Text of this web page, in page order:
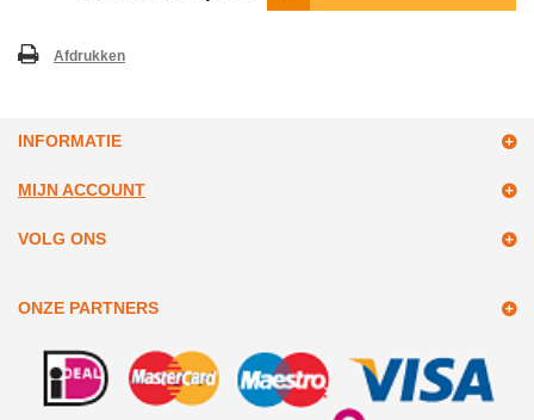
Afdrukken
INFORMATIE
MIJN ACCOUNT
VOLG ONS
ONZE PARTNERS